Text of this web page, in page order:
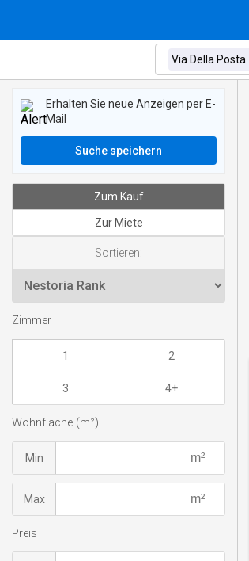
Erhalten Sie neue Anzeigen per E-
Mail
Suche speichern
Zum Kauf
Zur Miete
Sortieren:
Zimmer
1 2
3 4+
Wohnfläche (m²)
Min
Max
Preis